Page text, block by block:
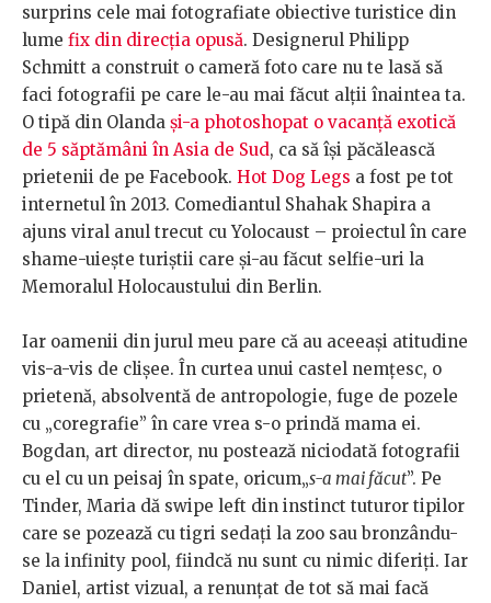
surprins cele mai fotografiate obiective turistice din
lume fix din direcția opusă. Designerul Philipp
Schmitt a construit o cameră foto care nu te lasă să
faci fotografii pe care le-au mai făcut alții înaintea ta.
O tipă din Olanda și-a photoshopat o vacanță exotică
de 5 săptămâni în Asia de Sud, ca să își păcălească
prietenii de pe Facebook. Hot Dog Legs a fost pe tot
internetul în 2013. Comediantul Shahak Shapira a
ajuns viral anul trecut cu Yolocaust – proiectul în care
shame-uiește turiștii care și-au făcut selfie-uri la
Memoralul Holocaustului din Berlin.
Iar oamenii din jurul meu pare că au aceeași atitudine
vis-a-vis de clișee. În curtea unui castel nemțesc, o
prietenă, absolventă de antropologie, fuge de pozele
cu „coregrafie” în care vrea s-o prindă mama ei.
Bogdan, art director, nu postează niciodată fotografii
cu el cu un peisaj în spate, oricum„s-a mai făcut”. Pe
Tinder, Maria dă swipe left din instinct tuturor tipilor
care se pozează cu tigri sedați la zoo sau bronzându-
se la infinity pool, fiindcă nu sunt cu nimic diferiți. Iar
Daniel, artist vizual, a renunțat de tot să mai facă